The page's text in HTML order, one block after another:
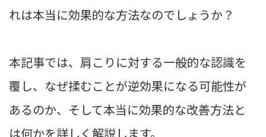
れは本当に効果的な方法なのでしょうか？
本記事では、肩こりに対する一般的な認識を
覆し、なぜ揉むことが逆効果になる可能性が
あるのか、そして本当に効果的な改善方法と
は何かを詳しく解説します。